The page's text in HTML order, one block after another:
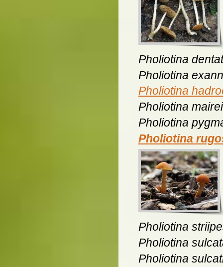
Pholiotina
Pholiotina
Pholiotina
Pholiotina mairei
Pholiotina
Pholiotina
Pholiotina
Pholiotina
Pholiotina